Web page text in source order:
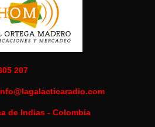
207
de Indias - Colombia